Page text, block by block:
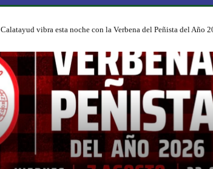
Calatayud vibra esta noche con la Verbena del Peñista del Año